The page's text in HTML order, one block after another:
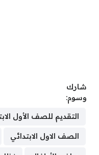
شارك
وسوم:
التقديم للصف الأول
الصف الاول الابتدائي